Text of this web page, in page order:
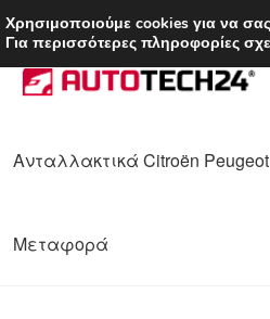
Απευθείας
μετάβαση
πλοήγηση
Μετάβαση
σε
Ανταλλακτικά Citroën Peugeot
Μεταφορά
Χρησιμοποιούμε cookies για να
Για περισσότερες πληροφορίες